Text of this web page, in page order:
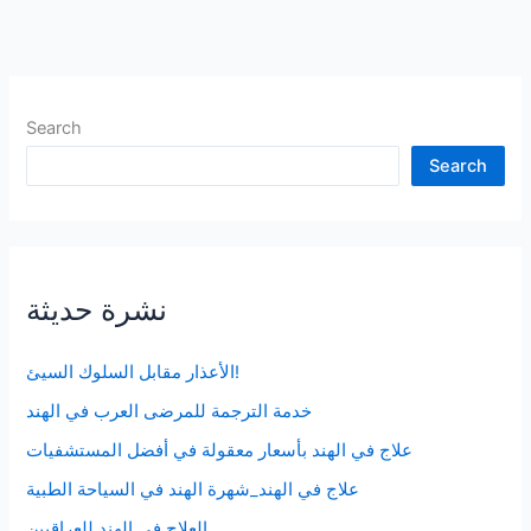
Search
Search
نشرة حديثة
الأعذار مقابل السلوك السيئ!
خدمة الترجمة للمرضى العرب في الهند
علاج في الهند بأسعار معقولة في أفضل المستشفيات
علاج في الهند_شهرة الهند في السياحة الطبية